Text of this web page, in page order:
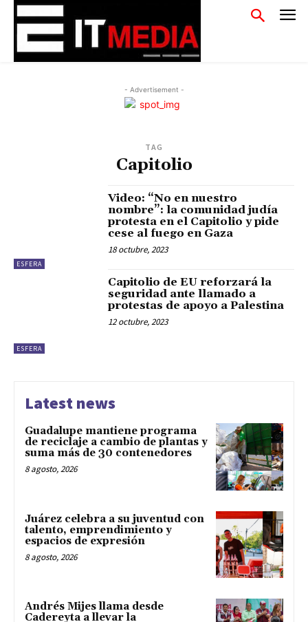
- Advertisement -
TAG
Capitolio
ESFERA
Video: “No en nuestro
nombre”: la comunidad judía
protesta en el Capitolio y pide
cese al fuego en Gaza
18 octubre, 2023
ESFERA
Capitolio de EU reforzará la
seguridad ante llamado a
protestas de apoyo a Palestina
12 octubre, 2023
Latest news
Guadalupe mantiene programa
de reciclaje a cambio de plantas y
suma más de 30 contenedores
8 agosto, 2026
Juárez celebra a su juventud con
talento, emprendimiento y
espacios de expresión
8 agosto, 2026
Andrés Mijes llama desde
Cadereyta a llevar la